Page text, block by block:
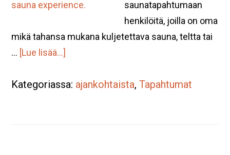
saunatapahtumaan
henkilöitä, joilla on oma
mikä tahansa mukana kuljetettava sauna, teltta tai
… [Lue lisää...]
oman
Kategoriassa: ajankohtaista,Tapahtumat